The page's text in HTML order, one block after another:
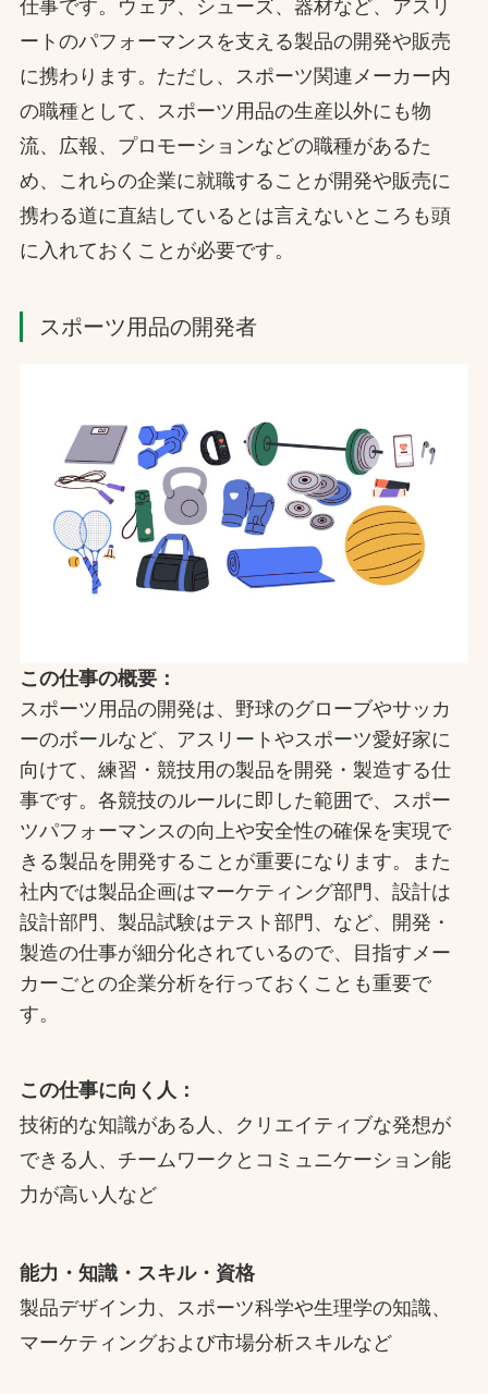
仕事です。ウェア、シューズ、器材など、アスリ
ートのパフォーマンスを支える製品の開発や販売
に携わります。ただし、スポーツ関連メーカー内
の職種として、スポーツ用品の生産以外にも物
流、広報、プロモーションなどの職種があるた
め、これらの企業に就職することが開発や販売に
携わる道に直結しているとは言えないところも頭
に入れておくことが必要です。
スポーツ用品の開発者
この仕事の概要：
スポーツ用品の開発は、野球のグローブやサッカ
ーのボールなど、アスリートやスポーツ愛好家に
向けて、練習・競技用の製品を開発・製造する仕
事です。各競技のルールに即した範囲で、スポー
ツパフォーマンスの向上や安全性の確保を実現で
きる製品を開発することが重要になります。また
社内では製品企画はマーケティング部門、設計は
設計部門、製品試験はテスト部門、など、開発・
製造の仕事が細分化されているので、目指すメー
カーごとの企業分析を行っておくことも重要で
す。
この仕事に向く人：
技術的な知識がある人、クリエイティブな発想が
できる人、チームワークとコミュニケーション能
力が高い人など
能力・知識・スキル・資格
製品デザイン力、スポーツ科学や生理学の知識、
マーケティングおよび市場分析スキルなど